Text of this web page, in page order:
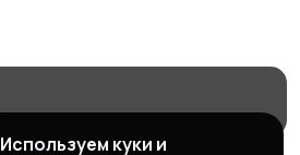
Используем куки и